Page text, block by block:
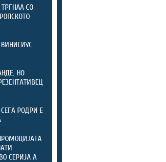
СО
НО
РОДРИ Е
СЕРИЈА А